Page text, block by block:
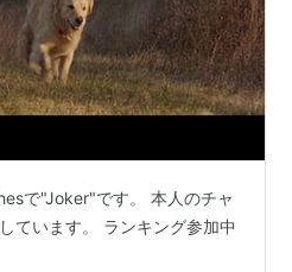
で"Joker"です。 本人のチャ
ています。 ランキング参加中